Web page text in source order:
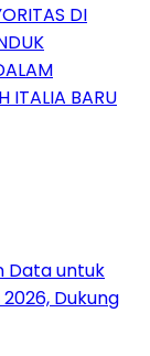
DI
ITALIA BARU
Data untuk
Dukung